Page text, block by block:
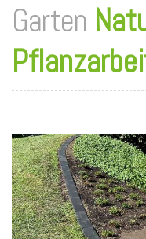
Garten